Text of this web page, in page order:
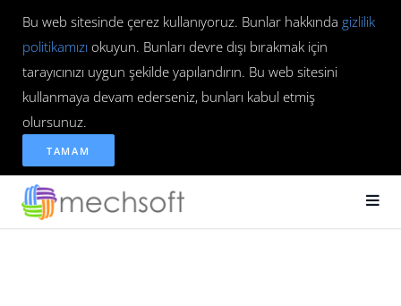
Bu web sitesinde çerez kullanıyoruz. Bunlar hakkında gizlilik
politikamızı okuyun. Bunları devre dışı bırakmak için
tarayıcınızı uygun şekilde yapılandırın. Bu web sitesini
kullanmaya devam ederseniz, bunları kabul etmiş
olursunuz.
TAMAM